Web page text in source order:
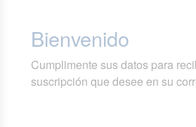
Bienvenido
Cumplimente sus datos para
suscripción que desee en su